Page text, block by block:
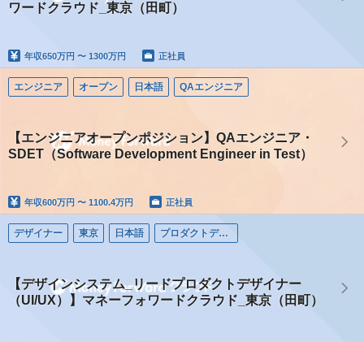
ワードクラウド_東京（田町）
年収650万円 〜 1300万円 正社員
エンジニア オープン 日本語 QAエンジニア
【エンジニアオープンポジション】QAエンジニア・
SDET（Software Development Engineer in Test）
年収600万円 〜 1100.4万円 正社員
デザイナー 東京 日本語 プロダクトデザイナー
【デザインシステム_リードプロダクトデザイナー
（UI/UX）】マネーフォワードクラウド_東京（田町）